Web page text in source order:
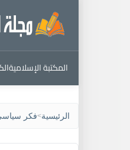
المكتبة الإسلامية
الرئيسية>فكر